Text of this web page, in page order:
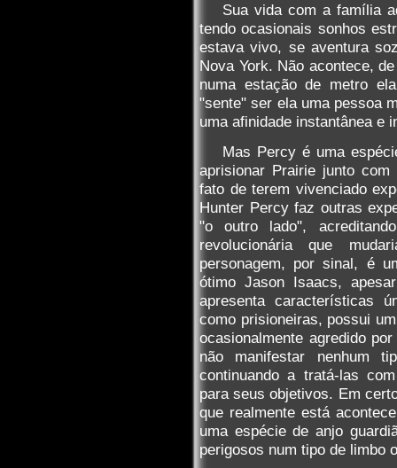
Sua vida com a família
tendo ocasionais sonhos
estava vivo, se aventura
Nova York. Não acontece,
numa estação de metro
"sente" ser ela uma pessoa
uma afinidade instantânea e
Mas Percy é uma
aprisionar Prairie junto
fato de terem vivenciado
Hunter Percy faz outras
"o outro lado",
revolucionária que
personagem, por sinal, é
ótimo Jason Isaacs,
apresenta características
como prisioneiras, possui
ocasionalmente agredido
não manifestar nenhum
continuando a tratá-las
para seus objetivos. Em
que realmente está
uma espécie de anjo
perigosos num tipo de limbo